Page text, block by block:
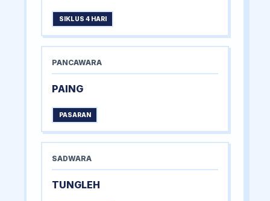
SIKLUS 4 HARI
PANCAWARA
PAING
PASARAN
SADWARA
TUNGLEH